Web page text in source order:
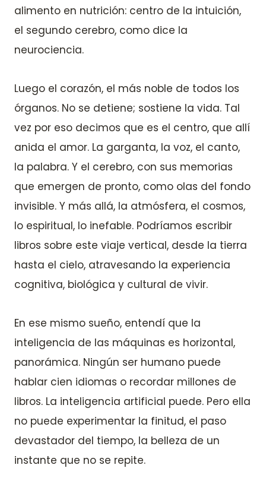
alimento en nutrición: centro de la intuición,
el segundo cerebro, como dice la
neurociencia.
Luego el corazón, el más noble de todos los
órganos. No se detiene; sostiene la vida. Tal
vez por eso decimos que es el centro, que allí
anida el amor. La garganta, la voz, el canto,
la palabra. Y el cerebro, con sus memorias
que emergen de pronto, como olas del fondo
invisible. Y más allá, la atmósfera, el cosmos,
lo espiritual, lo inefable. Podríamos escribir
libros sobre este viaje vertical, desde la tierra
hasta el cielo, atravesando la experiencia
cognitiva, biológica y cultural de vivir.
En ese mismo sueño, entendí que la
inteligencia de las máquinas es horizontal,
panorámica. Ningún ser humano puede
hablar cien idiomas o recordar millones de
libros. La inteligencia artificial puede. Pero ella
no puede experimentar la finitud, el paso
devastador del tiempo, la belleza de un
instante que no se repite.